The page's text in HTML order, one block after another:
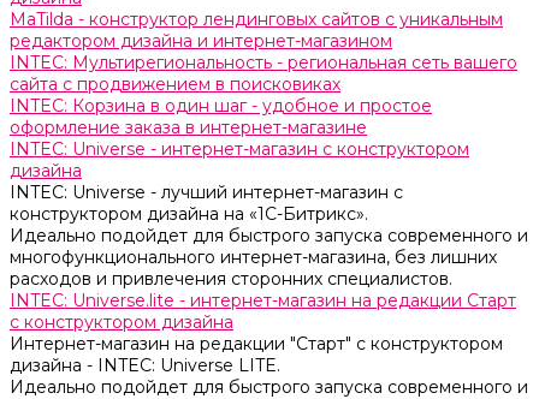
MaTilda - конструктор лендинговых сайтов с уникальным
редактором дизайна и интернет-магазином
INTEC: Мультирегиональность - региональная сеть вашего
сайта с продвижением в поисковиках
INTEC: Корзина в один шаг - удобное и простое
оформление заказа в интернет-магазине
INTEC: Universe - интернет-магазин с конструктором
дизайна
INTEC: Universe - лучший интернет-магазин с
конструктором дизайна на «1C-Битрикс».
Идеально подойдет для быстрого запуска современного и
многофункционального интернет-магазина, без лишних
расходов и привлечения сторонних специалистов.
INTEC: Universe.lite - интернет-магазин на редакции Старт
с конструктором дизайна
Интернет-магазин на редакции "Старт" с конструктором
дизайна - INTEC: Universe LITE.
Идеально подойдет для быстрого запуска современного и